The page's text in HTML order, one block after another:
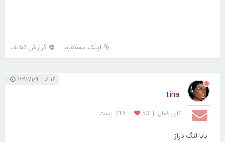
لینک مستقیم گزارش تخلف
۰۱:۱۶ ۱۳۹۲/۱/۹
tina
کاربر فعال |
53
| 216 پست
بابا لنگ دراز